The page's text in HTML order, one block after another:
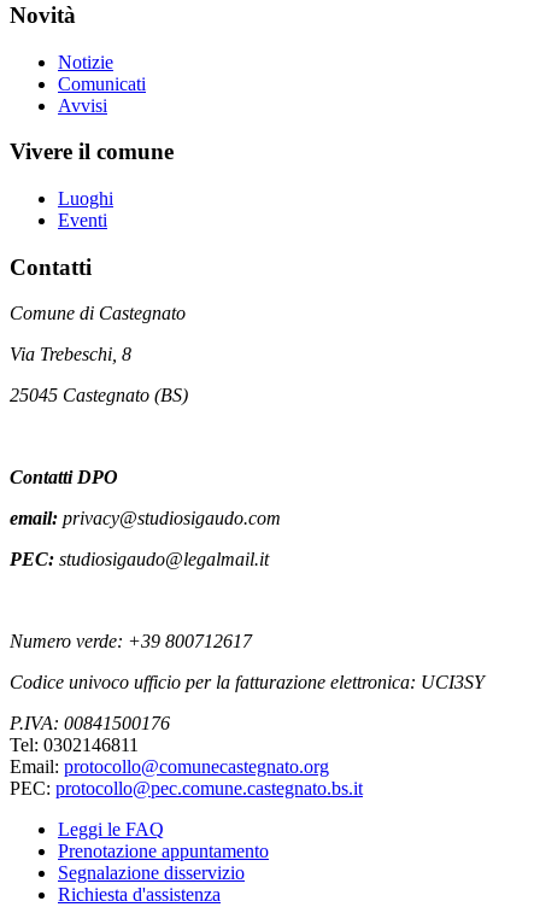
Novità
Notizie
Comunicati
Avvisi
Vivere il comune
Luoghi
Eventi
Contatti
Comune di Castegnato
Via Trebeschi, 8
25045 Castegnato (BS)
Contatti DPO
email: privacy@studiosigaudo.com
PEC: studiosigaudo@legalmail.it
Numero verde: +39 800712617
Codice univoco ufficio per la fatturazione elettronica: UCI3SY
P.IVA: 00841500176
Tel: 0302146811
Email: protocollo@comunecastegnato.org
PEC: protocollo@pec.comune.castegnato.bs.it
Leggi le FAQ
Prenotazione appuntamento
Segnalazione disservizio
Richiesta d'assistenza